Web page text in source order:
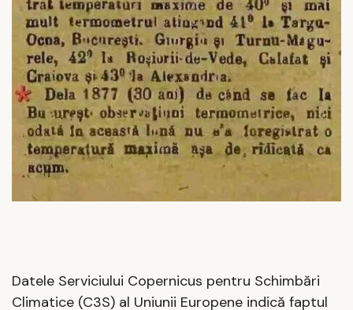
Datele Serviciului Copernicus pentru Schimbări
Climatice (C3S) al Uniunii Europene indică faptul